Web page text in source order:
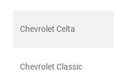
Chevrolet Celta
Chevrolet Classic